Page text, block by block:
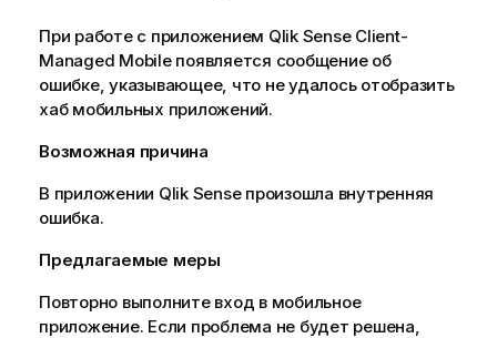
При работе с приложением Qlik Sense Client-
Managed Mobileпоявляется сообщение об
ошибке, указывающее, что не удалось отобразить
хаб мобильных приложений.
Возможная причина
В приложении Qlik Senseпроизошла внутренняя
ошибка.
Предлагаемые меры
Повторно выполните вход в мобильное
приложение. Если проблема не будет решена,